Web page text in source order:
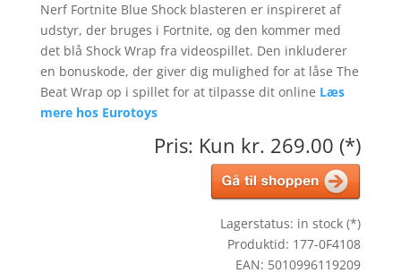
Nerf Fortnite Blue Shock blasteren er inspireret af
udstyr, der bruges i Fortnite, og den kommer med
det blå Shock Wrap fra videospillet. Den inkluderer
en bonuskode, der giver dig mulighed for at låse The
Beat Wrap op i spillet for at tilpasse dit online Læs
mere hos Eurotoys
Pris: Kun kr. 269.00 (*)
Lagerstatus: in stock (*)
Produktid: 177-0F4108
EAN: 5010996119209